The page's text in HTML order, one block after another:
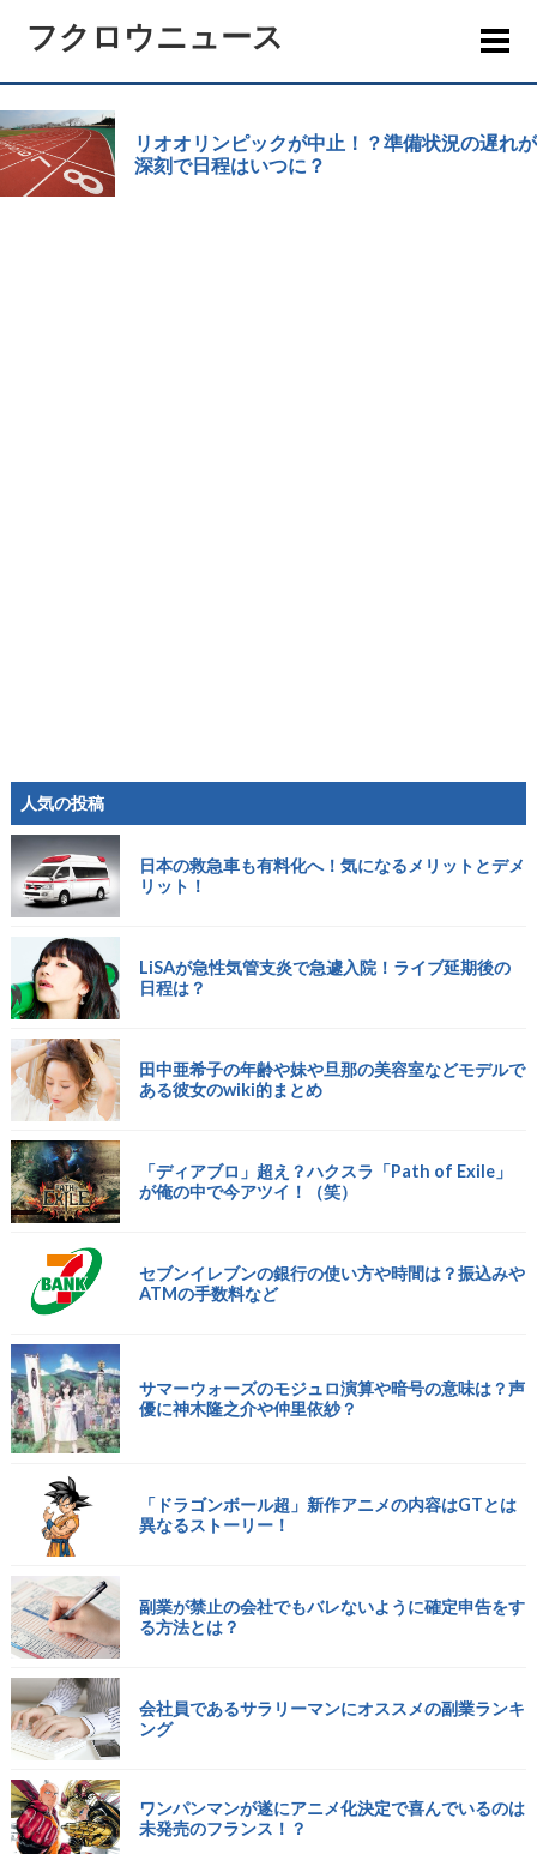
フクロウニュース
リオオリンピックが中止！？準備状況の遅れが
深刻で日程はいつに？
人気の投稿
日本の救急車も有料化へ！気になるメリットとデメ
リット！
LiSAが急性気管支炎で急遽入院！ライブ延期後の
日程は？
田中亜希子の年齢や妹や旦那の美容室などモデルで
ある彼女のwiki的まとめ
「ディアブロ」超え？ハクスラ「Path of Exile」
が俺の中で今アツイ！（笑）
セブンイレブンの銀行の使い方や時間は？振込みや
ATMの手数料など
サマーウォーズのモジュロ演算や暗号の意味は？声
優に神木隆之介や仲里依紗？
「ドラゴンボール超」新作アニメの内容はGTとは
異なるストーリー！
副業が禁止の会社でもバレないように確定申告をす
る方法とは？
会社員であるサラリーマンにオススメの副業ランキ
ング
ワンパンマンが遂にアニメ化決定で喜んでいるのは
未発売のフランス！？